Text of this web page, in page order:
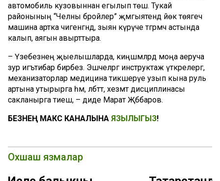
автомобиль кузовыннан егылып төшә. Тукай
районының “Челны бройлер” җәмгыятендә йөк төягеч
машина артка чигенгәндә, зыян күрүче тәгәрмәч астында
калып, аягын авырттыра.
– Үзебезнең җыелышларда, киңәшмәләрдә моңа аеруча
зур игътибар бирәбез. Эшчеләргә инструктаж үткәрелергә,
механизаторлар медицина тикшерүе узып кына руль
артына утырырга һәм, әлбәттә, хезмәт дисциплинасы
сакланырга тиеш, – диде Марат Җәббаров.
БЕЗНЕҢ МАКС КАНАЛЫНА ЯЗЫЛЫГЫЗ!
Охшаш язмалар